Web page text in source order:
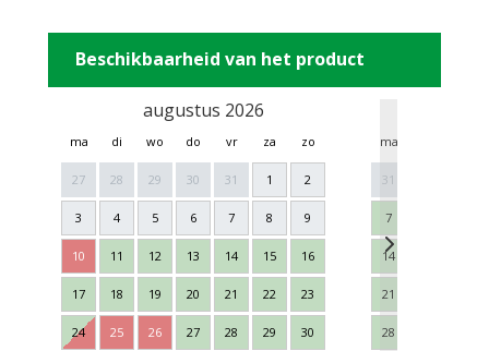
Beschikbaarheid van het product
augustus 2026
ma di wo do vr za zo
27 28 29 30 31 1 2
3 4 5 6 7 8 9
10 11 12 13 14 15 16
17 18 19 20 21 22 23
24 25 26 27 28 29 30
ma
31
7
14
21
28